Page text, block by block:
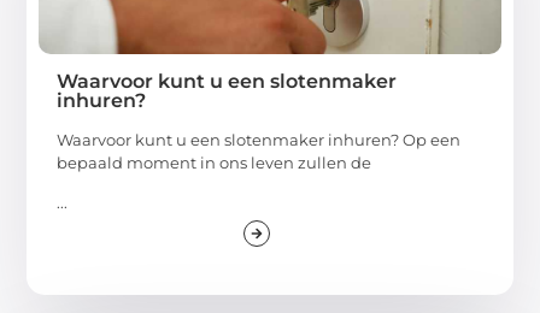
Waarvoor kunt u een slotenmaker
inhuren?
Waarvoor kunt u een slotenmaker inhuren? Op een
bepaald moment in ons leven zullen de
...